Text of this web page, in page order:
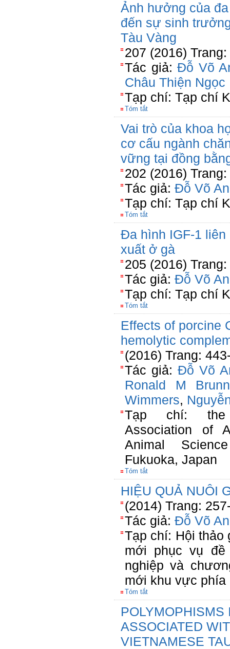
Ảnh hưởng của
đến sự sinh
Tàu Vàng
207 (2016)
Tác giả: Đỗ Võ
Châu Thiện Ngọc
Tạp chí: Tạp chí
Tóm tắt
Vai trò của khoa
cơ cấu ngành
vững tại đồng
202 (2016)
Tác giả: Đỗ Võ
Tạp chí: Tạp chí
Tóm tắt
Đa hình IGF-1
xuất ở gà
205 (2016) Trang:
Tác giả: Đỗ Võ
Tạp chí: Tạp chí
Tóm tắt
Effects of porcine
hemolytic
(2016) Trang:
Tác giả: Đỗ Võ
Ronald M
Wimmers,
Tạp chí: the
Association of
Animal
Fukuoka, Japan
Tóm tắt
HIỆU QUẢ NUÔI
(2014) Trang:
Tác giả: Đỗ Võ
Tạp chí: Hội thảo
mới phục vụ
nghiệp và
mới khu vực phía
Tóm tắt
POLYMOPHISMS
ASSOCIATED
VIETNAMESE